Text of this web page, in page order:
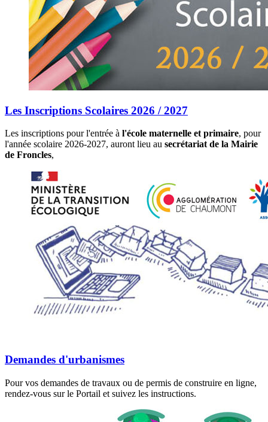
Les Inscriptions Scolaires 2026 / 2027
Les inscriptions pour l'entrée à l'école maternelle et primaire, pour
l'année scolaire 2026-2027, auront lieu au secrétariat de la Mairie
de Froncles,
Demandes d'urbanismes
Pour vos demandes de travaux ou de permis de construire en ligne,
rendez-vous sur le Portail et suivez les instructions.